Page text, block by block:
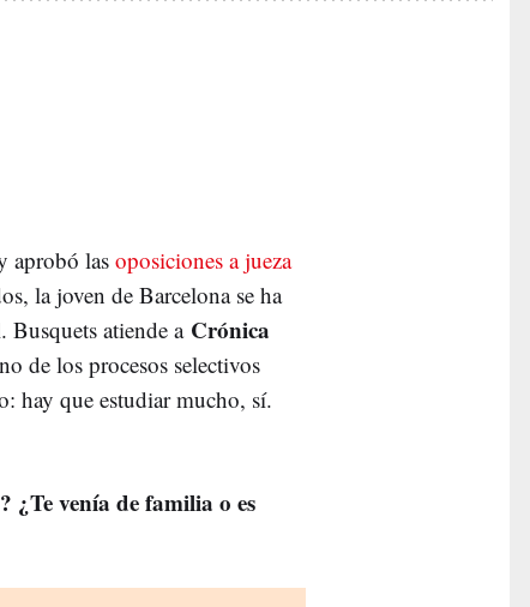
aprobó lasoposiciones a jueza
la joven de Barcelona se ha
atiende a Crónica
de los procesos selectivos
hay que estudiar mucho, sí.
? ¿Te venía de familia o es